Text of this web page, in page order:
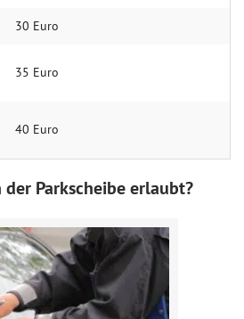
30 Euro
35 Euro
40 Euro
Parkscheibe erlaubt?